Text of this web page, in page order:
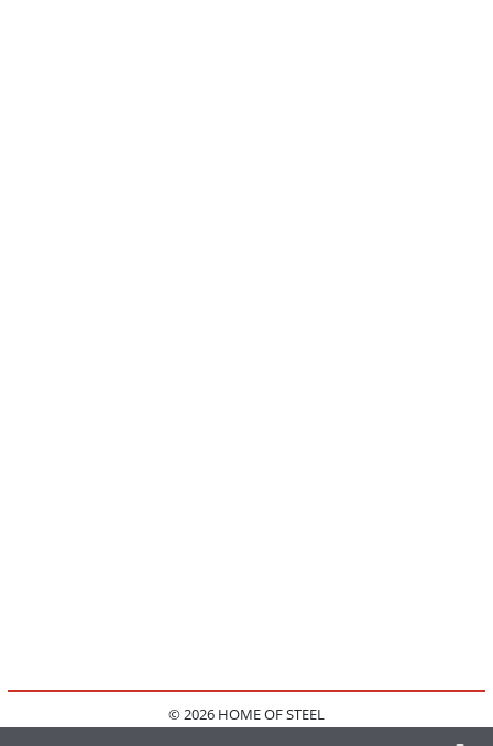
© 2026 HOME OF STEEL